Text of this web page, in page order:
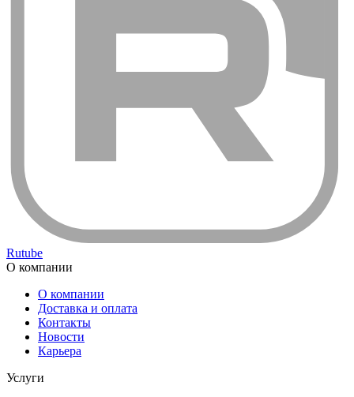
Rutube
О компании
О компании
Доставка и оплата
Контакты
Новости
Карьера
Услуги